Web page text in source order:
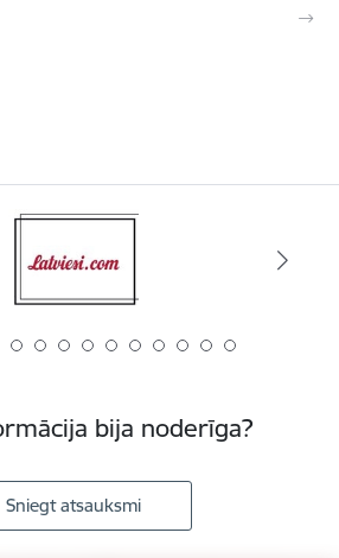
bija noderīga?
Sniegt atsauksmi